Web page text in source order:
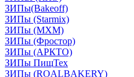
ЗИПы(Bakeoff)
ЗИПы (Starmix)
ЗИПы (МХМ)
ЗИПы (Фростор)
ЗИПы (АРКТО)
ЗИПы ПищТех
ЗИПы (ROALBAKERY)